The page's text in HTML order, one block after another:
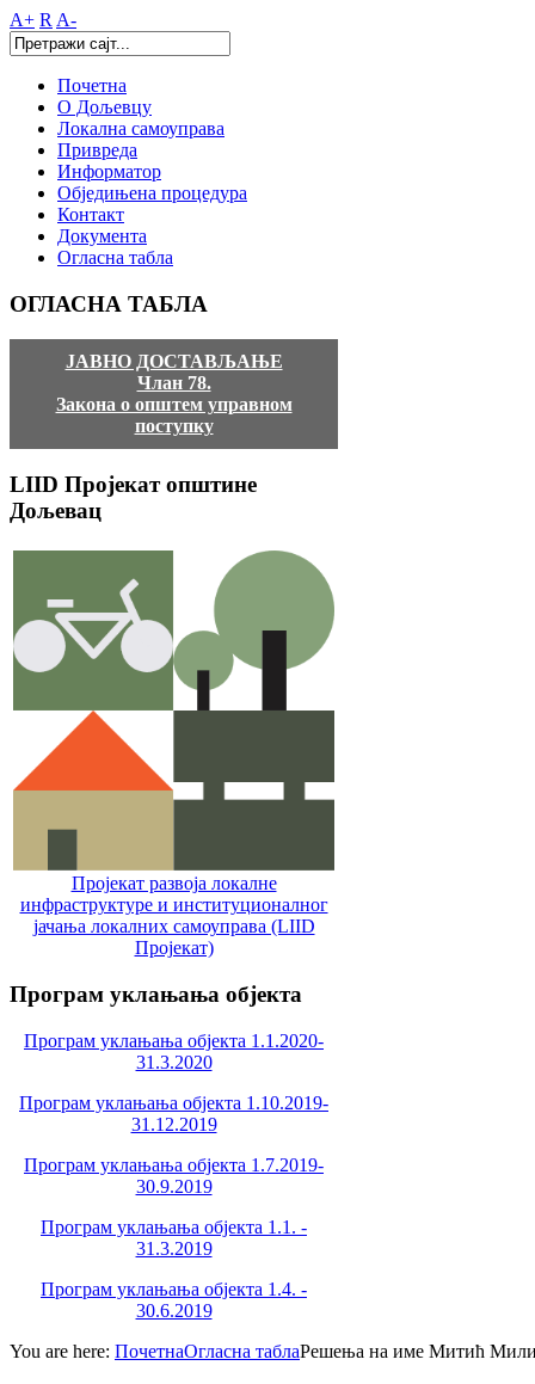
A+ R A-
Почетна
О Дољевцу
Локална самоуправа
Привреда
Информатор
Обједињена процедура
Контакт
Документа
Огласна табла
ОГЛАСНА ТАБЛА
ЈАВНО ДОСТАВЉАЊЕ
Члан 78.
Закона о општем управном
поступку
LIID Пројекат општине
Дољевац
Пројекат развоја локалне
инфраструктуре и институционалног
јачања локалних самоуправa (LIID
Пројекат)
Програм уклањања објекта
Програм уклањања објекта 1.1.2020-
31.3.2020
Програм уклањања објекта 1.10.2019-
31.12.2019
Програм уклањања објекта 1.7.2019-
30.9.2019
Програм уклањања објекта 1.1. -
31.3.2019
Програм уклањања објекта 1.4. -
30.6.2019
You are here: ПочетнаОгласна таблаРешења на име Митић